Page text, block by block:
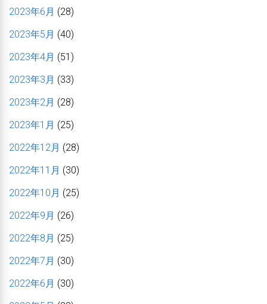
2023年6月 (28)
2023年5月 (40)
2023年4月 (51)
2023年3月 (33)
2023年2月 (28)
2023年1月 (25)
2022年12月 (28)
2022年11月 (30)
2022年10月 (25)
2022年9月 (26)
2022年8月 (25)
2022年7月 (30)
2022年6月 (30)